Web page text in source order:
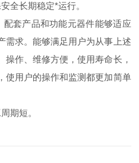
全长期稳定*运行。
套产品和功能元器件能够适应
需求。能够满足用户为从事上述
操作、维修方便，使用寿命长，
使用户的操作和监测都更加简单
期短。